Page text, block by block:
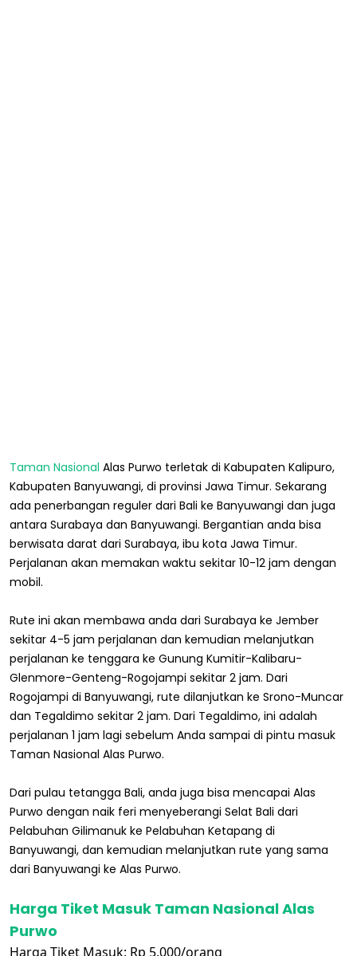
Taman Nasional Alas Purwo terletak di Kabupaten Kalipuro,
Kabupaten Banyuwangi, di provinsi Jawa Timur. Sekarang
ada penerbangan reguler dari Bali ke Banyuwangi dan juga
antara Surabaya dan Banyuwangi. Bergantian anda bisa
berwisata darat dari Surabaya, ibu kota Jawa Timur.
Perjalanan akan memakan waktu sekitar 10-12 jam dengan
mobil.
Rute ini akan membawa anda dari Surabaya ke Jember
sekitar 4-5 jam perjalanan dan kemudian melanjutkan
perjalanan ke tenggara ke Gunung Kumitir-Kalibaru-
Glenmore-Genteng-Rogojampi sekitar 2 jam. Dari
Rogojampi di Banyuwangi, rute dilanjutkan ke Srono-Muncar
dan Tegaldimo sekitar 2 jam. Dari Tegaldimo, ini adalah
perjalanan 1 jam lagi sebelum Anda sampai di pintu masuk
Taman Nasional Alas Purwo.
Dari pulau tetangga Bali, anda juga bisa mencapai Alas
Purwo dengan naik feri menyeberangi Selat Bali dari
Pelabuhan Gilimanuk ke Pelabuhan Ketapang di
Banyuwangi, dan kemudian melanjutkan rute yang sama
dari Banyuwangi ke Alas Purwo.
Harga Tiket Masuk Taman Nasional Alas
Purwo
Harga Tiket Masuk: Rp 5.000/orang